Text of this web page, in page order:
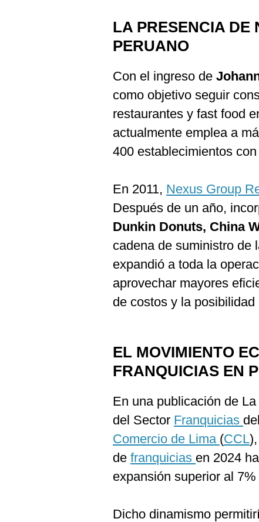
LA PRESENCIA DE
PERUANO
Con el ingreso de
como objetivo seguir
restaurantes y fast food
actualmente emplea a
400 establecimientos
En 2011, Nexus Group
Después de un año,
Dunkin Donuts, China
cadena de suministro de
expandió a toda la
aprovechar mayores
de costos y la
EL MOVIMIENTO
FRANQUICIAS EN
En una publicación de
del Sector Franquicias del
Comercio de Lima (CCL
de franquicias en 2024
expansión superior al
Dicho dinamismo